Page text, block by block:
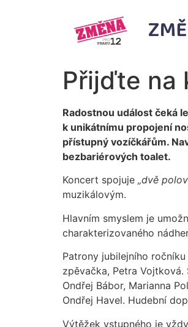
Přijďte na
Radostnou událost čeká
k unikátnímu propojení
přístupný vozíčkářům.
bezbariérových toalet.
Koncert spojuje „dvě
muzikálovým.
Hlavním smyslem je
charakterizovaného
Patrony jubilejního
zpěvačka, Petra
Ondřej Bábor, Marianna
Ondřej Havel. Hudební
Výtěžek vstupného je